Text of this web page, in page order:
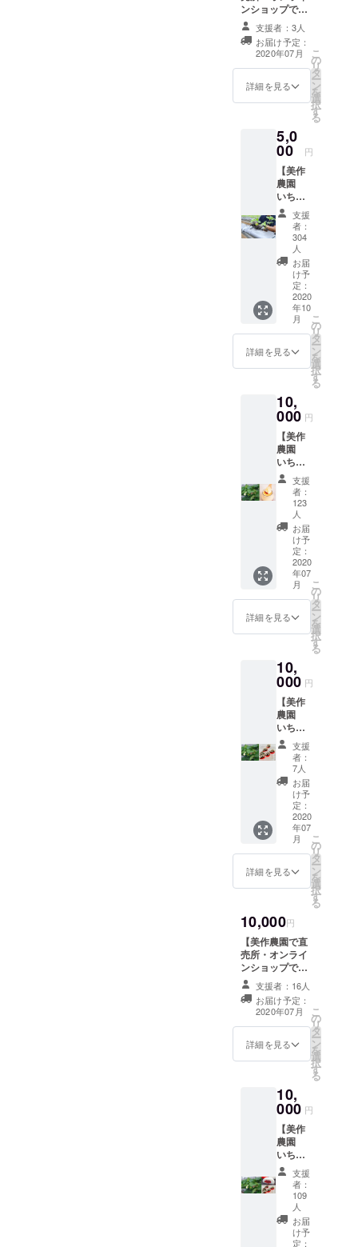
ズンい
ちごに
チョコ
レート
グした
新感覚
酸っぱ
いいち
ごとパ
リッと
した優
しい味
のチョ
コレー
トがク
セにな
る いち
ごアイ
スで
す。
ンショップで使
える商品券5500
円分＋感謝の手
紙】 美作農園の
直売所やオンラ
インショップで
使える商品券で
支援者：3人
お届け予定：
2020年07月
詳細を見る
こ
の
リ
タ
ー
ン
を
選
択
す
る
5,0
00 円
【美作
農園
いちご
苗オー
ナー権
＋感謝
の手
紙】 い
ちご苗4
株の
オー
ナー様
になっ
ていた
だけま
姫・紅
ほっ
いCベ
リー・
さちの
か】の
中から1
つお選
び下さ
い。 10
月の定
植後毎
月1回
メール
での報
3ヵ月に
1回写真
紙での
報告、
収穫時
期の1月
と3月に
いちご2
パック
（約
600g）
を発送
させて
いただ
きま
す。 ※2
で終了
となり
介 章
姫…酸
味がほ
とんど
なく優
しい甘
さが特
徴のい
ちご。
果肉が
柔らか
ので、
子供か
ら大人
まで幅
広く人
気で
す。 紅
ほっ
ぺ…
「章
姫」と
「さち
支援
者：
304
人
お届
け予
定：
2020
年10
月
詳細を見る
こ
の
リ
タ
ー
ン
を
選
択
す
る
10,
000 円
【美作
農園
いちご
苗オー
ナー権
＋いち
ごぷり
ん10個
入＋感
謝の手
紙】 い
ちごぷ
りん10
個入
と、
トで
す。 い
株の
オー
ナー様
になっ
ていた
だけま
す。 品
種は
【章
姫・紅
ほっ
ぺ・お
いCベ
リー・
つお選
び下さ
い。 10
月の定
植後毎
月1回
メール
での報
告、
3ヵ月に
1回写真
を同封
紙での
報告、
収穫時
期の1月
と3月に
いちご2
パック
（約
600g）
を発送
させて
いただ
きま
支援
者：
123
人
お届
け予
定：
2020
年07
月
詳細を見る
こ
の
リ
タ
ー
ン
を
選
択
す
る
10,
000 円
【美作
農園
いちご
苗オー
ナー権
＋いち
ごアイ
ス10本
入＋感
謝の手
紙】 い
ちごア
イス10
本入
と、
のセッ
す。 い
ちご苗4
株の
オー
ナー様
になっ
す。 品
種は
ほっ
ぺ・お
いCベ
リー・
さちの
か】の
中から1
つお選
び下さ
い。 10
月の定
植後毎
支援
者：
7人
お届
け予
定：
2020
年07
月
詳細を見る
こ
の
リ
タ
ー
ン
を
選
択
す
る
10,000円
【美作農園で直
売所・オンライ
ンショップで使
える商品券
12000円分＋感
謝の手紙】 美作
農園の直売所や
オンライン
ショップで使え
支援者：16人
お届け予定：
2020年07月
詳細を見る
こ
の
リ
タ
ー
ン
を
選
択
す
る
10,
000 円
【美作
農園
いちご
苗オー
ナー権
＋ス
イーツ
詰合せ
＋感謝
支援
者：
109
人
お届
け予
定：